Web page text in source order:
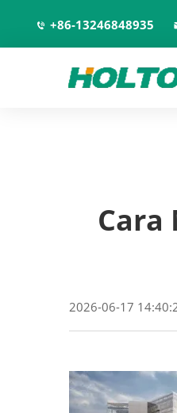
+86-13246848935
Cara
2026-06-17